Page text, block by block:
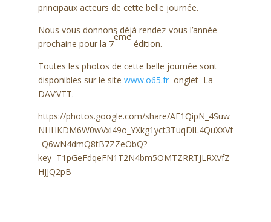
principaux acteurs de cette belle journée.
Nous vous donnons déjà rendez-vous l’année
prochaine pour la 7
éme
édition.
Toutes les photos de cette belle journée sont
disponibles sur le site www.o65.fronglet La
DAV’VTT.
https://photos.google.com/share/AF1QipN_4Suw
NHHKDM6W0wVxi49o_YXkg1yct3TuqDlL4QuXXVf
_Q6wN4dmQ8tB7ZZeObQ?
key=T1pGeFdqeFN1T2N4bm5OMTZRRTJLRXVfZ
HJJQ2pB